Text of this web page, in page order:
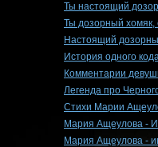
Ты настоящий
Ты дозорный хомяк,
Настоящий
История одного
Комментарии
Легенда про
Стихи Марии
Мария Ащеулова -
Мария Ащеулова -